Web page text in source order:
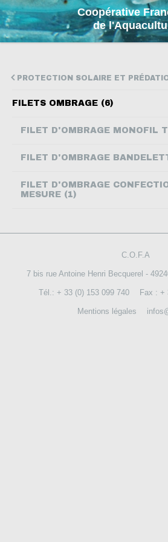
Coopérative
de
ENGLISH
NOUS CONTACTER
PROTECTION SOLAIRE ET
FILETS OMBRAGE (6)
FILET D'OMBRAGE MONOFIL
FILET D'OMBRAGE
FILET D'OMBRAGE
MESURE (1)
C.O.F.A
7 bis rue Antoine Henri Becquerel -
Tél.: + 33 (0) 153 099 740 Fax : +
Mentions légales